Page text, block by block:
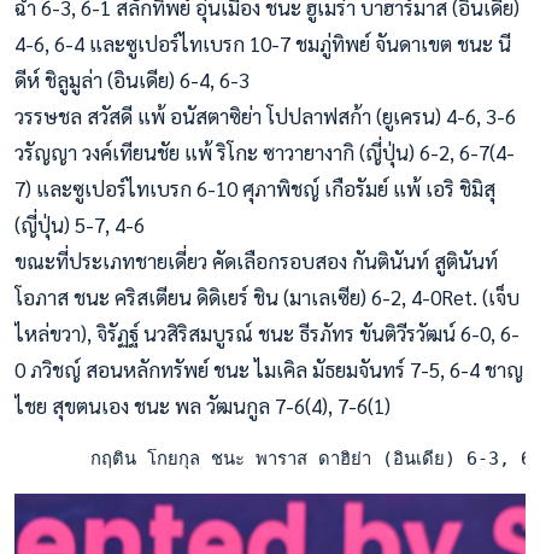
ฉ่ำ 6-3, 6-1 สลักทิพย์ อุ่นเมือง ชนะ ฮูเมร่า บาฮาร์มาส (อินเดีย)
4-6, 6-4 และซูเปอร์ไทเบรก 10-7 ชมภู่ทิพย์ จันดาเขต ชนะ นี
ดีห์ ชิลูมูล่า (อินเดีย) 6-4, 6-3
วรรษชล สวัสดี แพ้ อนัสตาซิย่า โปปลาฟสก้า (ยูเครน) 4-6, 3-6
วรัญญา วงค์เทียนชัย แพ้ ริโกะ ซาวายางากิ (ญี่ปุ่น) 6-2, 6-7(4-
7) และซูเปอร์ไทเบรก 6-10 ศุภาพิชญ์ เกือรัมย์ แพ้ เอริ ชิมิสุ
(ญี่ปุ่น) 5-7, 4-6
ขณะที่ประเภทชายเดี่ยว คัดเลือกรอบสอง กันตินันท์ สูตินันท์
โอภาส ชนะ คริสเตียน ดิดิเยร์ ชิน (มาเลเซีย) 6-2, 4-0Ret. (เจ็บ
ไหล่ขวา), จิรัฏฐ์ นวสิริสมบูรณ์ ชนะ ธีรภัทร ขันติวีรวัฒน์ 6-0, 6-
0 ภวิชญ์ สอนหลักทรัพย์ ชนะ ไมเคิล มัธยมจันทร์ 7-5, 6-4 ชาญ
ไชย สุขตนเอง ชนะ พล วัฒนกูล 7-6(4), 7-6(1)
กฤติน โกยกุล ชนะ พาราส ดาฮิย่า (อินเดีย) 6-3,